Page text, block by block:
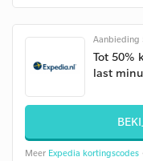
Aanbieding
Tot 50%
last
Meer Expedia kortingscodes